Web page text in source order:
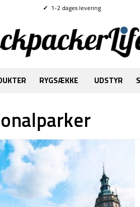
✓ 1-2 dages levering
RYGSÆKKE UDSTYR